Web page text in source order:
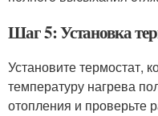
Шаг 5: Установка
Установите термостат,
температуру нагрева
отопления и проверьте